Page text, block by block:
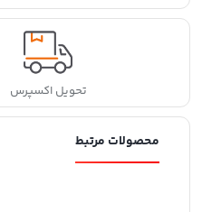
تحویل اکسپرس
محصولات مرتبط